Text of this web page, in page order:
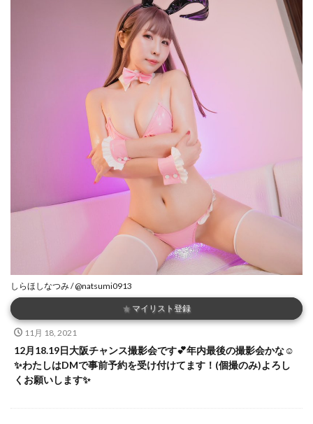
しらほしなつみ / @natsumi0913
★ マイリスト登録
11月 18, 2021
12月18.19日大阪チャンス撮影会です💕年内最後の撮影会かな☺️
✨わたしはDMで事前予約を受け付けてます！(個撮のみ)よろし
くお願いします✨